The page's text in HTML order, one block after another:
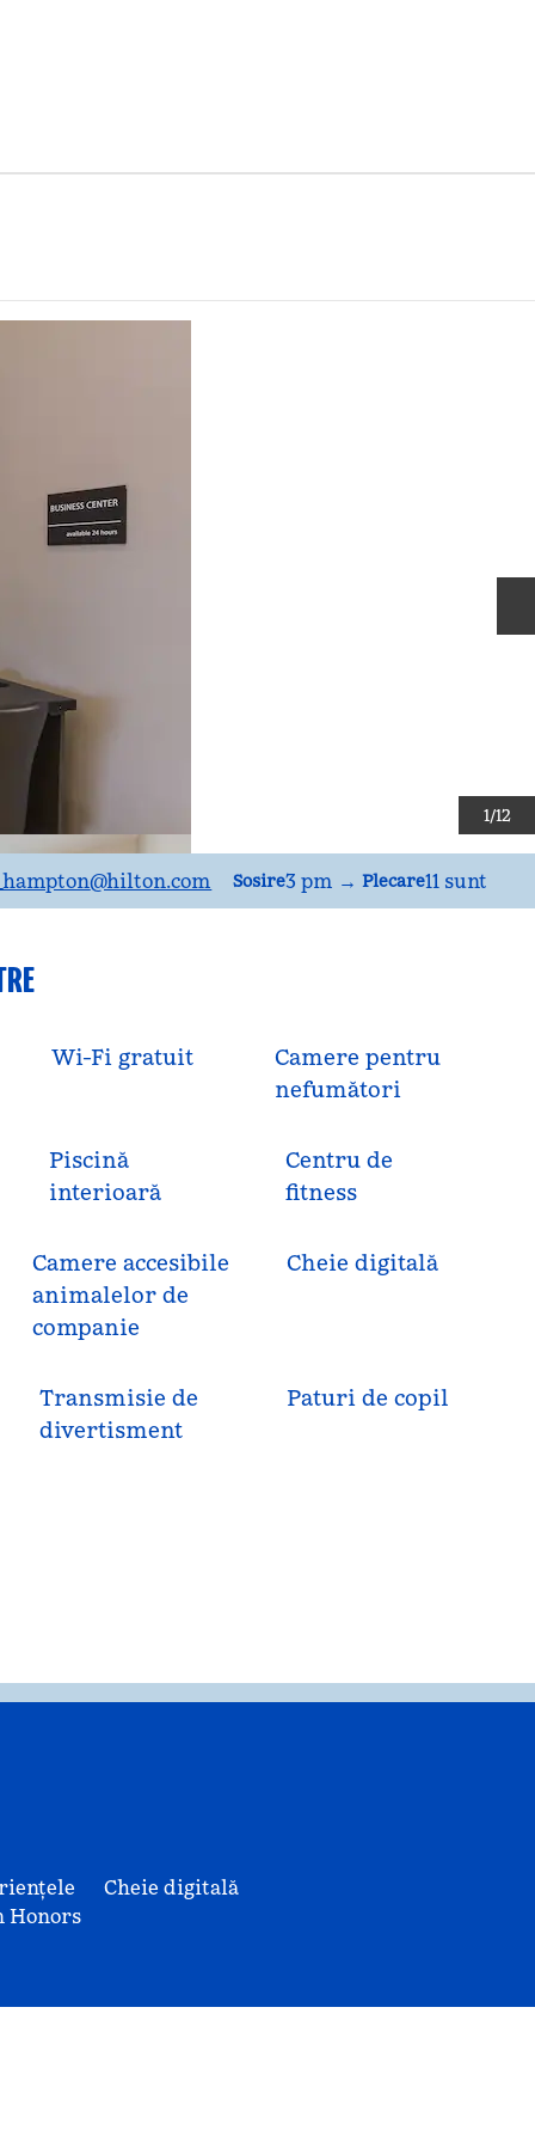
1/12
_hampton@hilton.com Sosire3 pm → Plecare11 sunt
Wi-Fi gratuit
Camere pentru
nefumători
Piscină
interioară
Centru de
fitness
Camere accesibile
animalelor de
companie
Cheie digitală
Transmisie de
divertisment
Paturi de copil
Honors
Cheie digitală